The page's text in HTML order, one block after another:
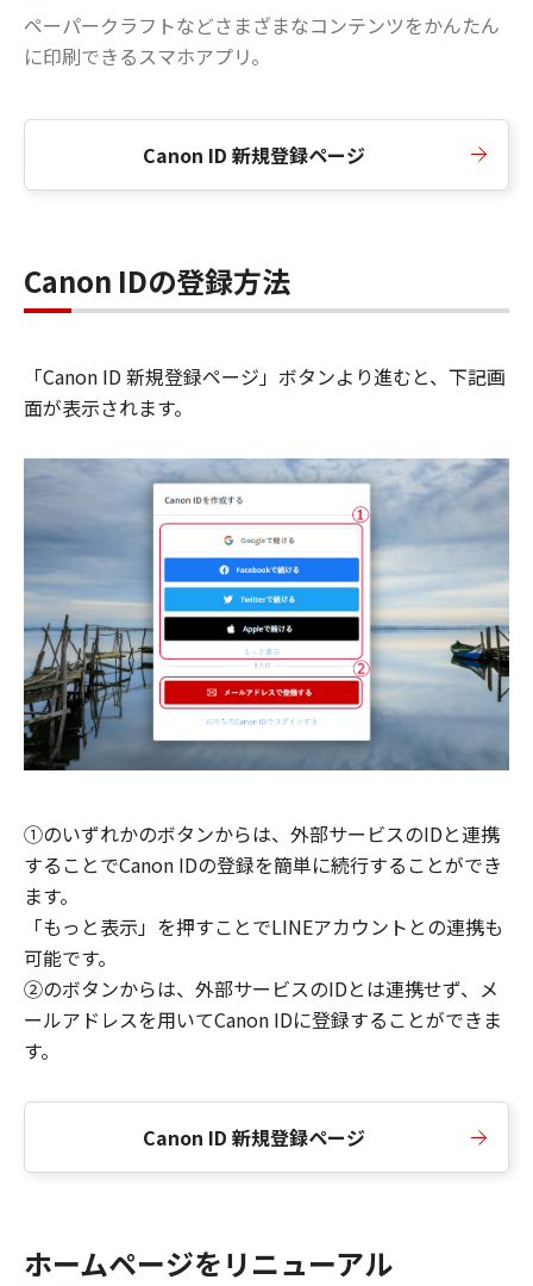
ペーパークラフトなどさまざまなコンテンツをかんたん
に印刷できるスマホアプリ。
Canon ID 新規登録ページ
Canon IDの登録方法
「Canon ID 新規登録ページ」ボタンより進むと、下記画
面が表示されます。
①のいずれかのボタンからは、外部サービスのIDと連携
することでCanon IDの登録を簡単に続行することができ
ます。
「もっと表示」を押すことでLINEアカウントとの連携も
可能です。
②のボタンからは、外部サービスのIDとは連携せず、メ
ールアドレスを用いてCanon IDに登録することができま
す。
Canon ID 新規登録ページ
ホームページをリニューアル